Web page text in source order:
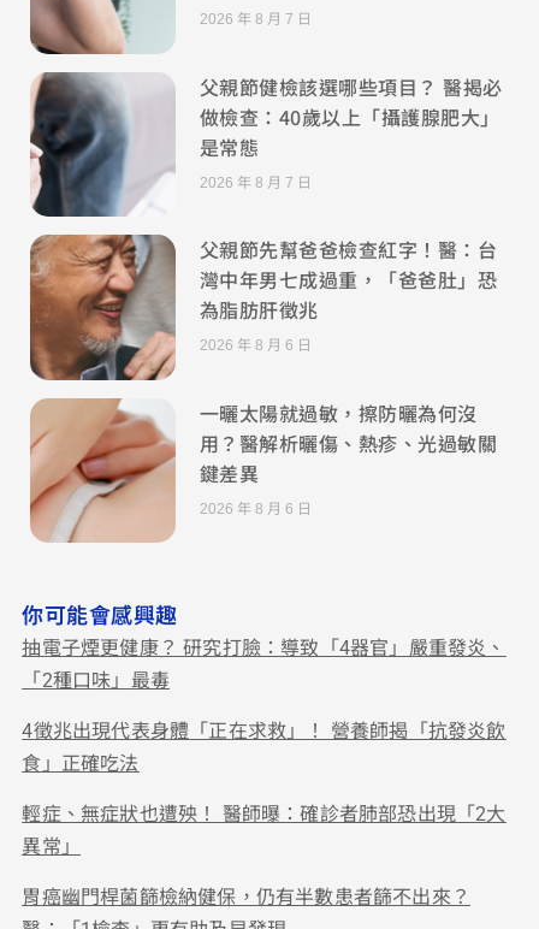
2026 年 8 月 7 日
父親節健檢該選哪些項目？ 醫揭必
做檢查：40歲以上「攝護腺肥大」
是常態
2026 年 8 月 7 日
父親節先幫爸爸檢查紅字！醫：台
灣中年男七成過重，「爸爸肚」恐
為脂肪肝徵兆
2026 年 8 月 6 日
一曬太陽就過敏，擦防曬為何沒
用？醫解析曬傷、熱疹、光過敏關
鍵差異
2026 年 8 月 6 日
你可能會感興趣
抽電子煙更健康？ 研究打臉：導致「4器官」嚴重發炎、
「2種口味」最毒
4徵兆出現代表身體「正在求救」！ 營養師揭「抗發炎飲
食」正確吃法
輕症、無症狀也遭殃！ 醫師曝：確診者肺部恐出現「2大
異常」
胃癌幽門桿菌篩檢納健保，仍有半數患者篩不出來？